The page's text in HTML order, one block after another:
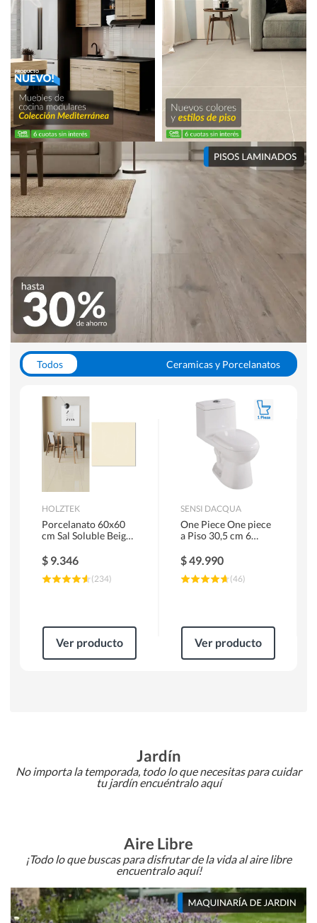
Todos
Ceramicas y Porcelanatos
WC y Sanitarios
Pisos Flotantes y Laminados
Pinturas
HOLZTEK
Porcelanato 60x60
cm Sal Soluble Beige
$ 9.346
(234)
Ver producto
SENSI DACQUA
One Piece One piece
a Piso 30,5 cm 6
$49.990
(46)
Ver producto
Jardín
No importa la temporada, todo lo que necesitas para cuidar
tu jardín encuéntralo aquí
Aire Libre
¡Todo lo que buscas para disfrutar de la vida al aire libre
encuentralo aquí!